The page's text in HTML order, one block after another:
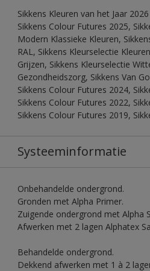
Sikkens Kleuren van het Jaar
Sikkens Colour Futures 2025,
Modern Klassieke Kleuren,
RAL, Sikkens Kleurselectie
Grijzen, Sikkens Kleurselectie
Gezondheidszorg, Sikkens Van
Sikkens Colour Futures 2024,
Sikkens Colour Futures 2022,
Sikkens Colour Futures 2019,
Systeeminformatie
Onbehandelde ondergrond.
Gronden met Alpha Primer.
Zuigende ondergrond met Alpha
Afwerken met 2 lagen Alphatex
Behandelde ondergrond.
Dekkend afwerken met 1 à 2